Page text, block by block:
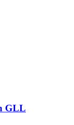
GLL